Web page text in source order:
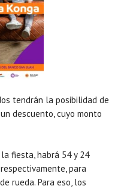
tendrán la posibilidad de
descuento, cuyo monto
fiesta, habrá 54 y 24
para
rueda. Para eso, los